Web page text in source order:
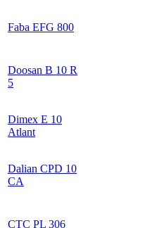
Faba EFG 800
Doosan B 10 R
5
Dimex E 10
Atlant
Dalian CPD 10
CA
CTC PL 306